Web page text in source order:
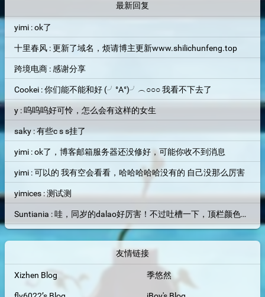
最新回复
yimi : ok了
十里春风 : 更新了域名，烦请博主更新www.shilichunfeng.top
跨境电商 : 感谢分享
Cookei : 你们能不能和好 (╯°A°)╯︵○○○ 我看不下去了
y : 呜呜呜好可怜，怎么会有这样的女生
saky : 有些c s s挂了
yimi : ok了，博客邮箱服务器还没修好，可能你收不到消息
yimi : 可以的 我有空会看看，哈哈哈哈哈没有的 自己没那么厉害
yimices : 测试测
Suntiania : 哇，同岁的dalao好厉害！不过吐槽一下，顶栏颜色和背景图片融为一体了，找了半天搜索框才找到位置=。=
友情链接
Xizhen Blog 季悠然